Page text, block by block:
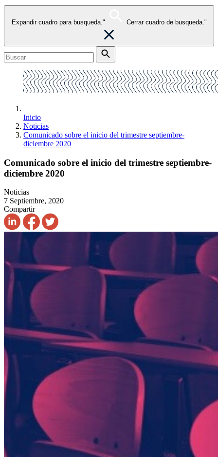
Expandir cuadro para busqueda." Cerrar cuadro de busqueda."
Inicio
Noticias
Comunicado sobre el inicio del trimestre septiembre-
diciembre 2020
Comunicado sobre el inicio del trimestre septiembre-
diciembre 2020
Noticias
7 Septiembre, 2020
Compartir